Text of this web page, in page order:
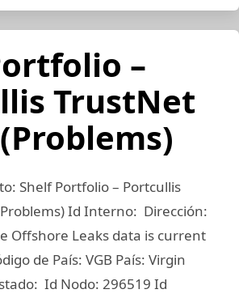
–
TrustNet
Shelf Portfolio – Portcullis
Id Interno: Dirección:
Offshore Leaks data is current
de País: VGB País: Virgin
Id Nodo: 296519 Id